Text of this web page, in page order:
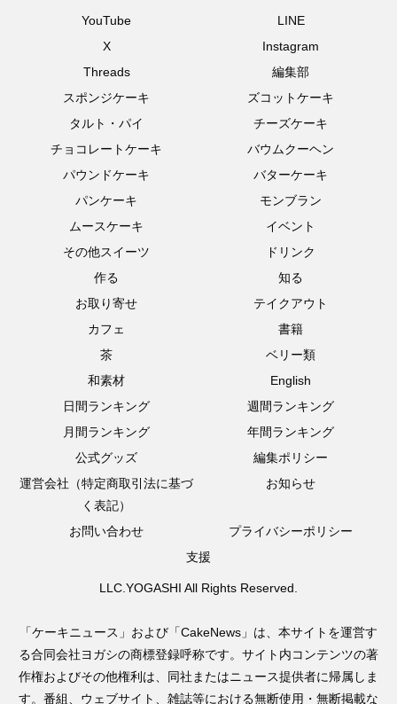
YouTube
LINE
X
Instagram
Threads
編集部
スポンジケーキ
ズコットケーキ
タルト・パイ
チーズケーキ
チョコレートケーキ
バウムクーヘン
パウンドケーキ
バターケーキ
パンケーキ
モンブラン
ムースケーキ
イベント
その他スイーツ
ドリンク
作る
知る
お取り寄せ
テイクアウト
カフェ
書籍
茶
ベリー類
和素材
English
日間ランキング
週間ランキング
月間ランキング
年間ランキング
公式グッズ
編集ポリシー
運営会社（特定商取引法に基づ
く表記）
お知らせ
お問い合わせ
プライバシーポリシー
支援
LLC.YOGASHI All Rights Reserved.
「ケーキニュース」および「CakeNews」は、本サイトを運営す
る合同会社ヨガシの商標登録呼称です。サイト内コンテンツの著
作権およびその他権利は、同社またはニュース提供者に帰属しま
す。番組、ウェブサイト、雑誌等における無断使用・無断掲載な